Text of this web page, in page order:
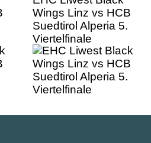
Wings Linz vs HCB
Suedtirol Alperia 5.
Viertelfinale